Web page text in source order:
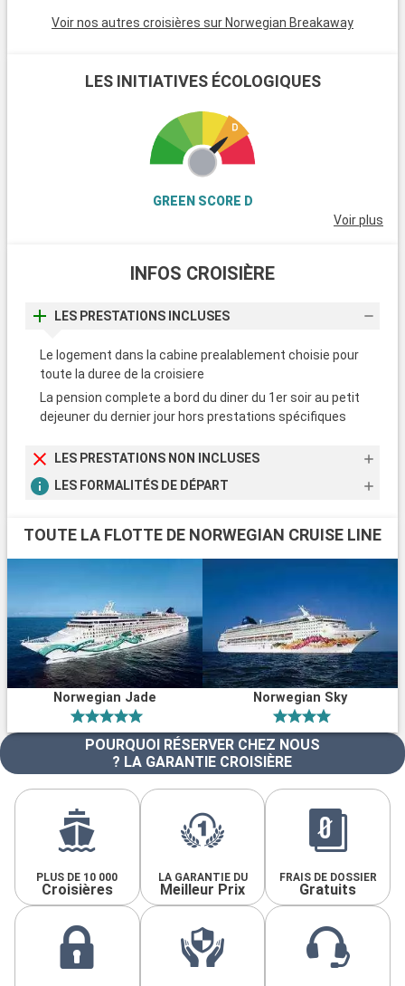
Voir nos autres croisières sur Norwegian Breakaway
LES INITIATIVES ÉCOLOGIQUES
GREEN SCORE D
Voir plus
INFOS CROISIÈRE
LES PRESTATIONS INCLUSES
Le logement dans la cabine prealablement choisie pour
toute la duree de la croisiere
La pension complete a bord du diner du 1er soir au petit
dejeuner du dernier jour hors prestations spécifiques
LES PRESTATIONS NON INCLUSES
LES FORMALITÉS DE DÉPART
TOUTE LA FLOTTE DE NORWEGIAN CRUISE LINE
Norwegian Jade Norwegian Sky
POURQUOI RÉSERVER CHEZ NOUS
? LA GARANTIE CROISIÈRE
PLUS DE 10 000
Croisières
LA GARANTIE DU
Meilleur Prix
FRAIS DE DOSSIER
Gratuits